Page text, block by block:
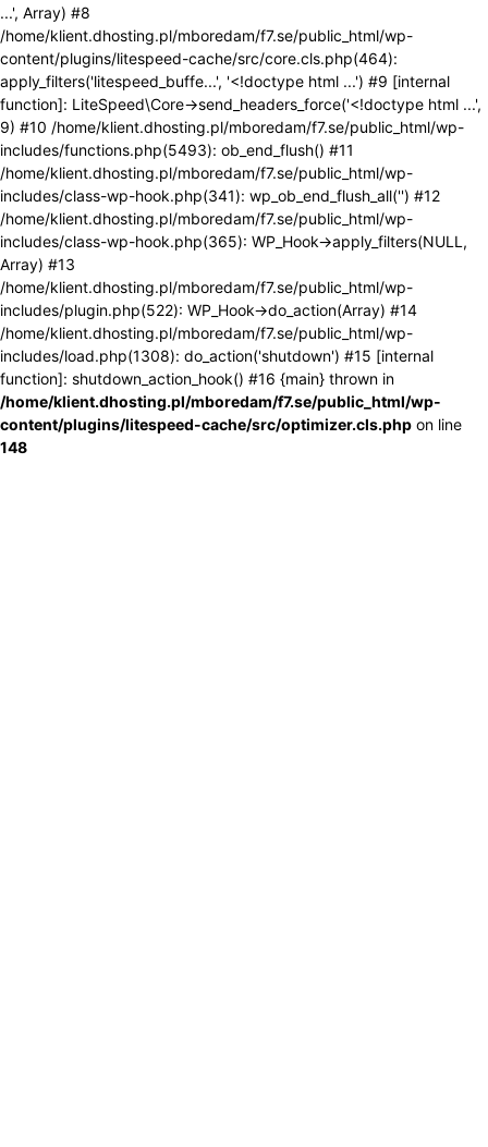
...', Array) #8
/home/klient.dhosting.pl/mboredam/f7.se/public_html/wp-
content/plugins/litespeed-cache/src/core.cls.php(464):
apply_filters('litespeed_buffe...', '<!doctype html ...') #9 [internal
function]: LiteSpeed\Core->send_headers_force('<!doctype html ...',
9) #10 /home/klient.dhosting.pl/mboredam/f7.se/public_html/wp-
includes/functions.php(5493): ob_end_flush() #11
/home/klient.dhosting.pl/mboredam/f7.se/public_html/wp-
includes/class-wp-hook.php(341): wp_ob_end_flush_all('') #12
/home/klient.dhosting.pl/mboredam/f7.se/public_html/wp-
includes/class-wp-hook.php(365): WP_Hook->apply_filters(NULL,
Array) #13
/home/klient.dhosting.pl/mboredam/f7.se/public_html/wp-
includes/plugin.php(522): WP_Hook->do_action(Array) #14
/home/klient.dhosting.pl/mboredam/f7.se/public_html/wp-
includes/load.php(1308): do_action('shutdown') #15 [internal
function]: shutdown_action_hook() #16 {main} thrown in
/home/klient.dhosting.pl/mboredam/f7.se/public_html/wp-
content/plugins/litespeed-cache/src/optimizer.cls.php on line
148